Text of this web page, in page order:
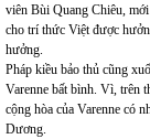
viên Bùi Quang Chiêu,
cho trí thức Việt được
hưởng.
Pháp kiều bảo thủ cũng
Varenne bất bình. Vì, trên
cộng hòa của Varenne có
Dương.